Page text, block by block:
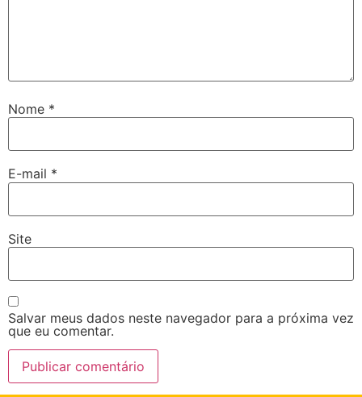
Nome *
E-mail *
Site
Salvar meus dados neste navegador para a próxima vez
que eu comentar.